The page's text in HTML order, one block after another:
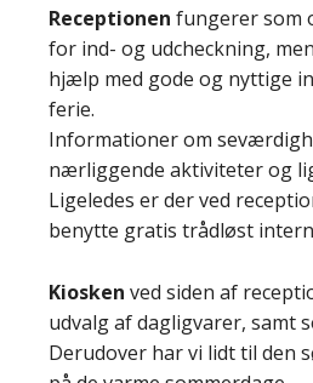
Receptionen fungerer som
for ind- og udcheckning,
hjælp med gode og nyttige
ferie.
Informationer om
nærliggende aktiviteter og
Ligeledes er der ved
benytte gratis trådløst
Kiosken ved siden af
udvalg af dagligvarer, samt
Derudover har vi lidt til den